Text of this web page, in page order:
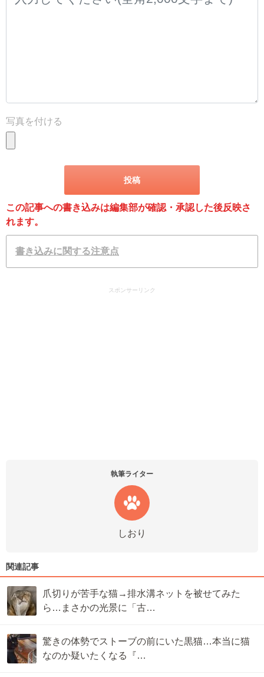
写真を付ける
この記事への書き込みは編集部が確認・承認した後反映さ
れます。
書き込みに関する注意点
スポンサーリンク
執筆ライター
しおり
関連記事
爪切りが苦手な猫→排水溝ネットを被せてみた
ら…まさかの光景に「古…
驚きの体勢でストーブの前にいた黒猫…本当に猫
なのか疑いたくなる『…